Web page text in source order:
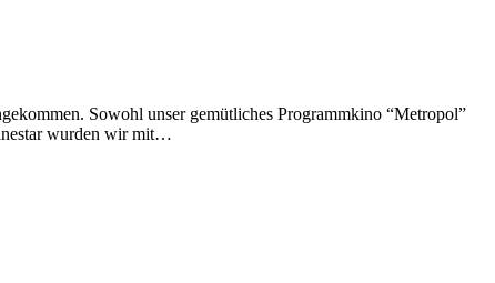
Sowohl unser gemütliches Programmkino “Metropol”
wurden wir mit…